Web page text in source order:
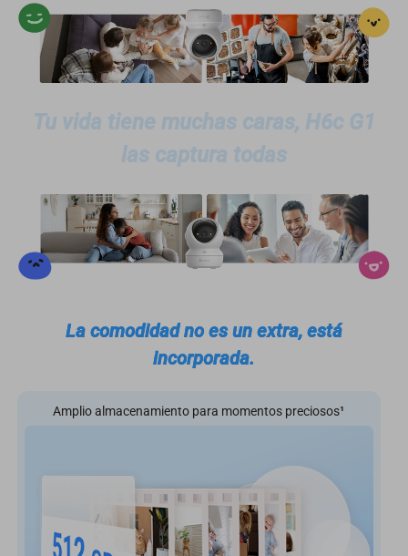
Tu vida tiene muchas caras, H6c G1
las captura todas
La comodidad no es un extra, está
incorporada.
Amplio almacenamiento para momentos preciosos¹